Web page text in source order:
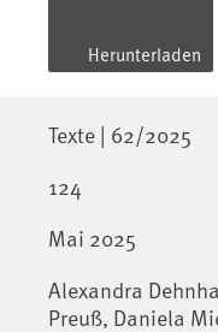
Herunterladen
Texte | 62/2025
124
Mai 2025
Alexandra
Preuß, Daniela